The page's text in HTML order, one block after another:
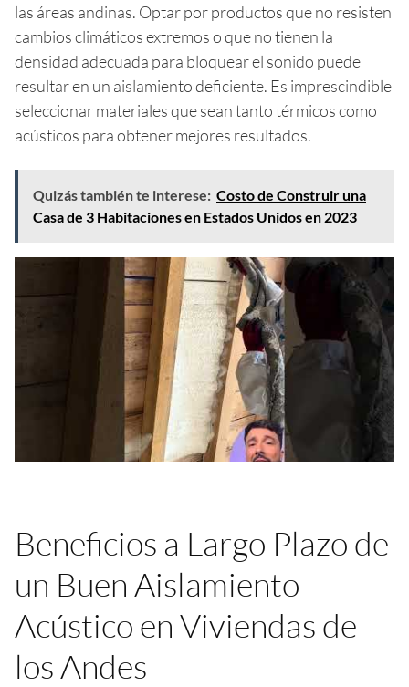
las áreas andinas. Optar por productos que no resisten
cambios climáticos extremos o que no tienen la
densidad adecuada para bloquear el sonido puede
resultar en un aislamiento deficiente. Es imprescindible
seleccionar materiales que sean tanto térmicos como
acústicos para obtener mejores resultados.
Quizás también te interese: Costo de Construir una
Casa de 3 Habitaciones en Estados Unidos en 2023
Beneficios a Largo Plazo de
un Buen Aislamiento
Acústico en Viviendas de
los Andes